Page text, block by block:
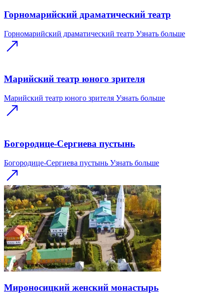
Горномарийский драматический театр
Горномарийский драматический театр Узнать больше
Марийский театр юного зрителя
Марийский театр юного зрителя Узнать больше
Богородице-Сергиева пустынь
Богородице-Сергиева пустынь Узнать больше
Мироносицкий женский монастырь